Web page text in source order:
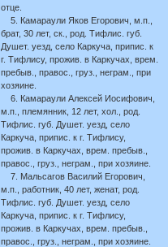
отце.
5. Камараули Яков Егорович, м.п.,
брат, 30 лет, ск., род. Тифлис. губ.
Душет. уезд, село Каркуча, припис. к
г. Тифлису, прожив. в Каркучах, врем.
пребыв., правос., груз., неграм., при
хозяине.
6. Камараули Алексей Иосифович,
м.п., племянник, 12 лет, хол., род.
Тифлис. губ. Душет. уезд, село
Каркуча, припис. к г. Тифлису,
прожив. в Каркучах, врем. пребыв.,
правос., груз., неграм., при хозяине.
7. Мальсагов Василий Егорович,
м.п., работник, 40 лет, женат, род.
Тифлис. губ. Душет. уезд, село
Каркуча, припис. к г. Тифлису,
прожив. в Каркучах, врем. пребыв.,
правос., груз., неграм., при хозяине.